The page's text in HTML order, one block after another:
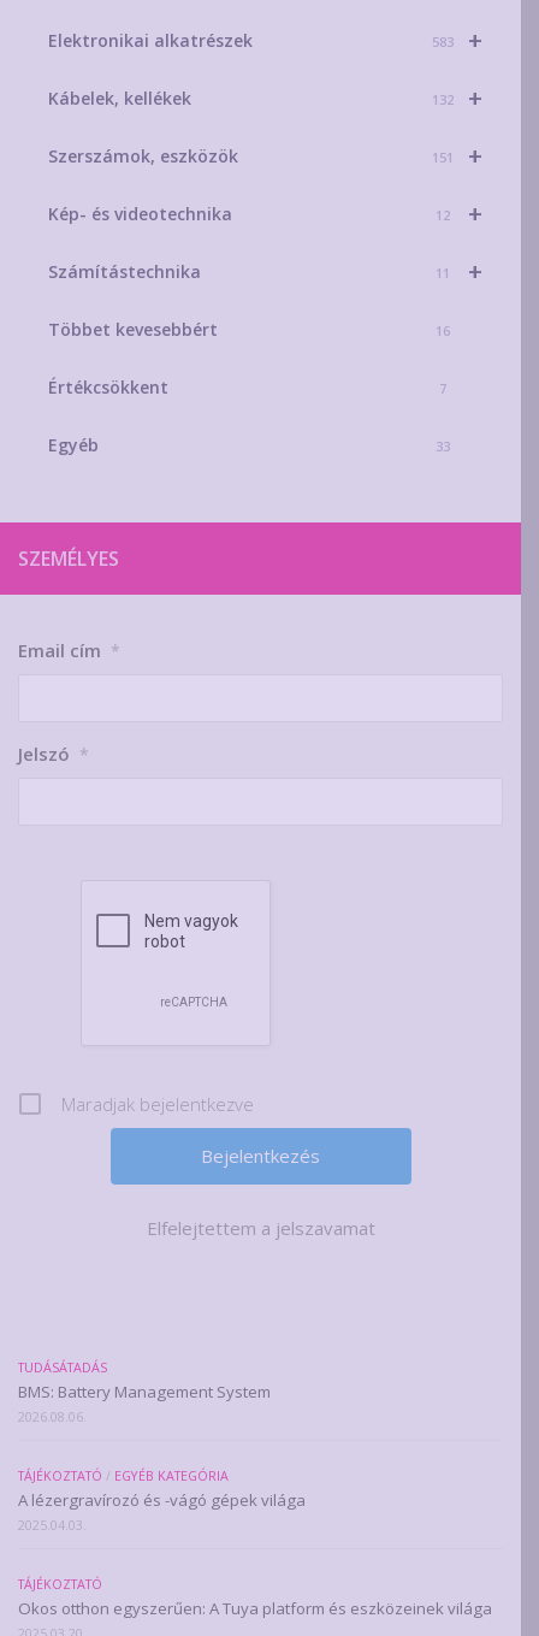
+
Elektronikai alkatrészek 583
+
Kábelek, kellékek 132
+
Szerszámok, eszközök 151
+
Kép- és videotechnika 12
+
Számítástechnika 11
Többet kevesebbért 16
Értékcsökkent 7
Egyéb 33
SZEMÉLYES
Email cím *
Jelszó *
Maradjak bejelentkezve
Elfelejtettem a jelszavamat
TUDÁSÁTADÁS
BMS: Battery Management System
2026.08.06.
TÁJÉKOZTATÓ / EGYÉB KATEGÓRIA
A lézergravírozó és -vágó gépek világa
2025.04.03.
TÁJÉKOZTATÓ
Okos otthon egyszerűen: A Tuya platform és eszközeinek világa